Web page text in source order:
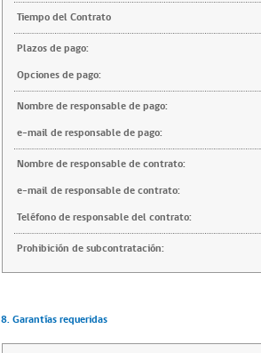
Tiempo del Contrato
Plazos de pago:
Opciones de pago:
Nombre de responsable de pago:
e-mail de responsable de pago:
Nombre de responsable de contrato:
e-mail de responsable de contrato:
Teléfono de responsable del contrato:
Prohibición de subcontratación:
8. Garantías requeridas